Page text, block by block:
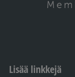
Lisää linkkejä